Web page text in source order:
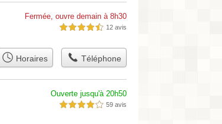
Fermée, ouvre demain à 8h30
4,5 étoiles sur 5 12 avis
Horaires Téléphone
Ouverte jusqu'à 20h50
4,0 étoiles sur 5 59 avis